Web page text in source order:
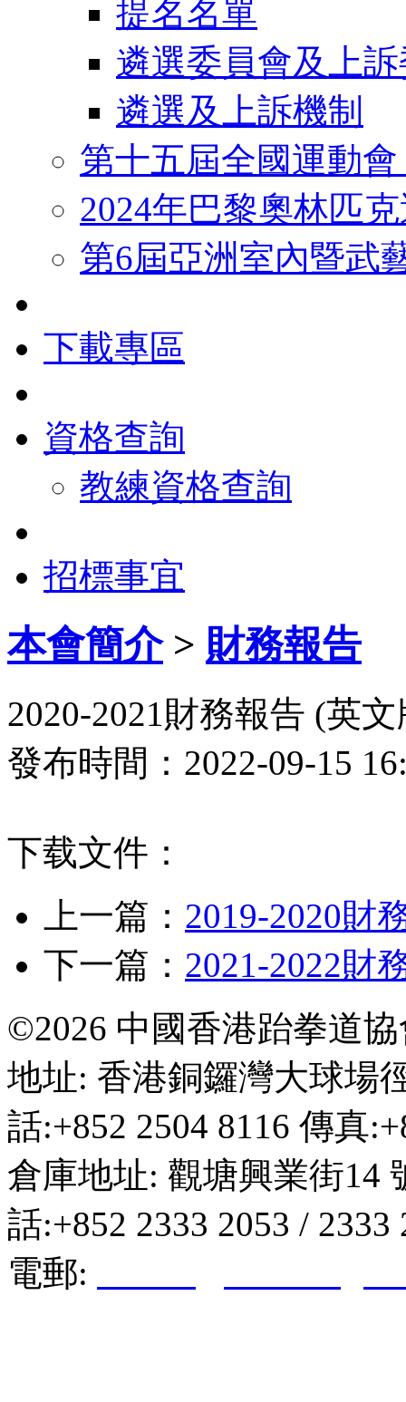
提名名單
遴選委員會及上
遴選及上訴機制
第十五屆全國運動
2024年巴黎奧林匹
第6屆亞洲室內暨武
下載專區
資格查詢
教練資格查詢
招標事宜
本會簡介> 財務報告
2020-2021財務報告 (英
發布時間：2022-09-15
下载文件：
上一篇： 2019-2020財
下一篇： 2021-2022財
©2026 中國香港跆拳道
地址: 香港銅鑼灣大球場
話:+852 2504 8116 傳真
倉庫地址: 觀塘興業街14
話:+852 2333 2053 /
電郵: